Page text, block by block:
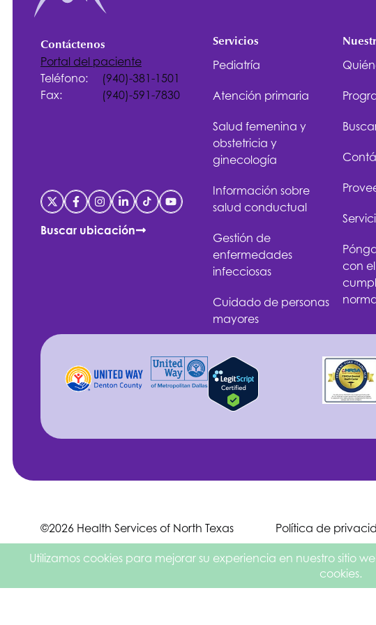
Contáctenos
Portal del paciente
Teléfono:
(940)-381-1501
Fax:
(940)-591-7830
Buscar ubicación
Servicios
Pediatría
Atención primaria
Salud femenina y
obstetricia y
ginecología
Información sobre
salud conductual
Gestión de
enfermedades
infecciosas
Cuidado de personas
mayores
con
©2026 Health Services of North Texas Política de
English